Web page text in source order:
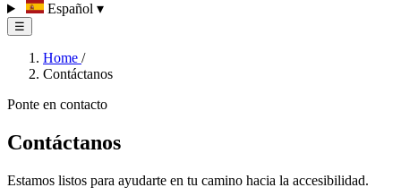
Español ▾
☰
Home /
Contáctanos
Ponte en contacto
Contáctanos
Estamos listos para ayudarte en tu camino hacia la accesibilidad.